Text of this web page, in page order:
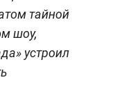
тайной
шоу,
устроил